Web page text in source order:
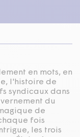
en mots, en
l'histoire de
syndicaux dans
du
de
fois
les trois